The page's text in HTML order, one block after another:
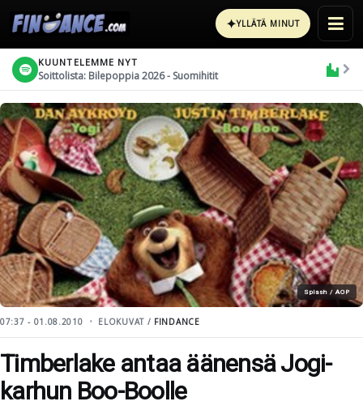
✦YLLÄTÄ MINUT
KUUNTELEMME NYT
Soittolista: Bilepoppia 2026 - Suomihitit
Splash / AOP
07:37 - 01.08.2010 ELOKUVAT / FINDANCE
Timberlake antaa äänensä Jogi-
karhun Boo-Boolle